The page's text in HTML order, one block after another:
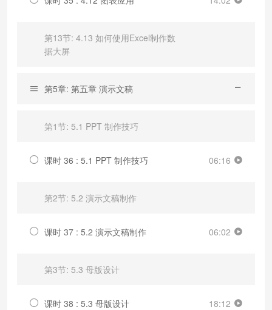
第13节: 4.13 如何使用Excel制作数
据大屏
第5章: 第五章 演示文稿
第1节: 5.1 PPT 制作技巧
课时 36 : 5.1 PPT 制作技巧 06:16
第2节: 5.2 演示文稿制作
课时 37 : 5.2 演示文稿制作 06:02
第3节: 5.3 母版设计
课时 38 : 5.3 母版设计 18:12